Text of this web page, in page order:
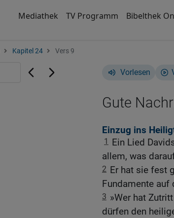
Mediathek TV Programm Bibelthek
Kapitel 24 Vers 9
Vorlesen
Gute
Einzug ins
1
Ein Lied
allem, was
2 Er hat sie fest
Fundamente auf
3 »Wer hat
dürfen den